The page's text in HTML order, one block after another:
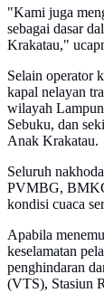
"Kami juga
sebagai dasar
Krakatau,"
Selain operator
kapal nelayan
wilayah
Sebuku, dan
Anak Krakatau.
Seluruh
PVMBG,
kondisi cuaca
Apabila
keselamatan
penghindaran
(VTS), Stasiun